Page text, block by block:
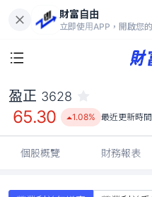
財富自由
立即使用APP，開啟您
65.30
盈正 3628
65.30 1.08% 最近更新時間
個股概覽 財務報表